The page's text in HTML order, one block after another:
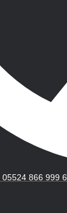
05524 866 999 6